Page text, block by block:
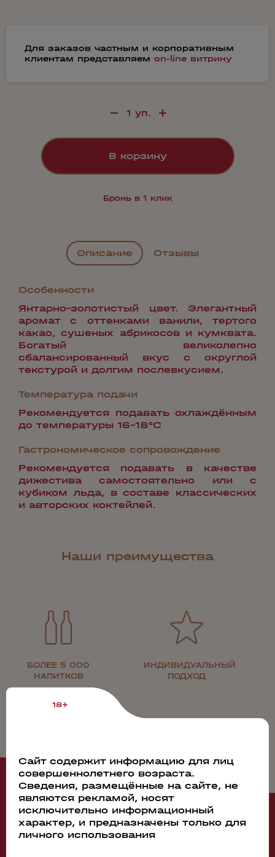
Для заказов частным и корпоративным
клиентам представляем on-line витрину
В корзину
Бронь в 1 клик
Описание Отзывы
Особенности
Янтарно-золотистый цвет. Элегантный
аромат с оттенками ванили, тертого
какао, сушеных абрикосов и кумквата.
Богатый великолепно
сбалансированный вкус с округлой
текстурой и долгим послевкусием.
Температура подачи
Рекомендуется подавать охлаждённым
до температуры 16-18°С
Гастрономическое сопровождение
Рекомендуется подавать в качестве
дижестива самостоятельно или с
кубиком льда, в составе классических
и авторских коктейлей.
Наши преимущества
БОЛЕЕ 5 000
НАПИТКОВ
ИНДИВИДУАЛЬНЫЙ
ПОДХОД
Рекомендуем
98246
18+
Сайт содержит информацию для лиц
совершеннолетнего возраста.
Сведения, размещённые на сайте, не
являются рекламой, носят
исключительно информационный
характер, и предназначены только для
личного использования